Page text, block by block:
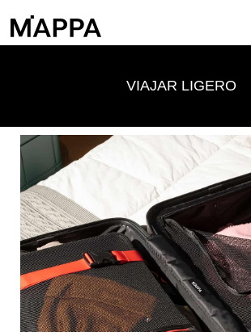
VIAJAR LIGERO